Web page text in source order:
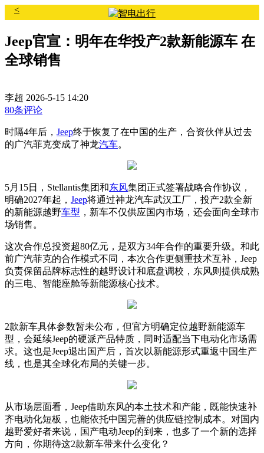
<
Jeep官宣：明年在华投产2款新能源车 在
全球销售
李超 2026-5-15 14:20
80条评论
时隔4年后， Jeep终于恢复了在中国的生产，合资伙伴从过去
的广汽菲克变成了神龙汽车。
5月15日，Stellantis集团和东风集团正式签署战略合作协议，
明确2027年起， Jeep将通过神龙汽车武汉工厂，投产2款全新
的新能源越野车型 ，新车不仅供应国内市场，还会面向全球市
场销售。
这次合作总投资超80亿元，是双方34年合作的重要升级。和此
前广汽菲克的合作模式不同，本次合作更侧重技术互补，Jeep
负责保留品牌标志性的越野设计和底盘调校，东风则提供成熟
的三电、智能座舱等新能源核心技术。
2款新车具体参数暂未公布，但官方明确定位越野新能源车
型，会延续Jeep的硬派产品特质，同时适配当下电动化市场需
求。这也是Jeep退出国产后，首次以新能源形式重返中国生产
线，也是其全球化布局的关键一步。
从市场层面看，Jeep借助东风的本土技术和产能，既能快速补
齐电动化短板，也能依托中国完善的供应链控制成本。对国内
越野爱好者来说，国产电动Jeep的到来，也多了一个新的选择
方向，你期待这2款新车带来什么变化？